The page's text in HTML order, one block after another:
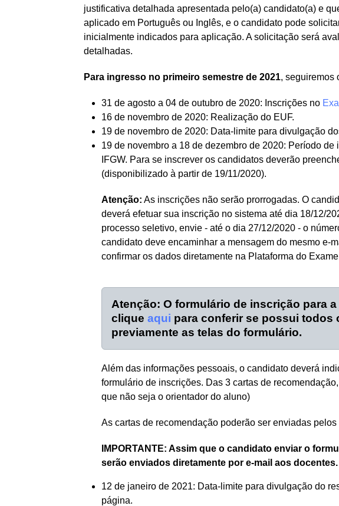
justificativa detalhada apresentada pelo(a) candidato(a) e
aplicado em Português ou Inglês, e o candidato pode
inicialmente indicados para aplicação. A solicitação será
detalhadas.
Para ingresso no primeiro semestre de 2021, seguiremos
31 de agosto a 04 de outubro de 2020: Inscrições no
16 de novembro de 2020: Realização do EUF.
19 de novembro de 2020: Data-limite para divulgação
19 de novembro a 18 de dezembro de 2020: Período
IFGW. Para se inscrever os candidatos deverão
(disponibilizado à partir de 19/11/2020).
Atenção: As inscrições não serão prorrogadas. O
deverá efetuar sua inscrição no sistema até dia 18/12/
processo seletivo, envie - até o dia 27/12/2020 - o
candidato deve encaminhar a mensagem do mesmo e-
confirmar os dados diretamente na Plataforma do
Atenção: O formulário de inscrição para
clique aqui para conferir se possui todos
previamente as telas do formulário.
Além das informações pessoais, o candidato deverá
formulário de inscrições. Das 3 cartas de
que não seja o orientador do aluno)
As cartas de recomendação poderão ser enviadas
IMPORTANTE: Assim que o candidato enviar o
serão enviados diretamente por e-mail aos docentes.
12 de janeiro de 2021: Data-limite para divulgação do
página.